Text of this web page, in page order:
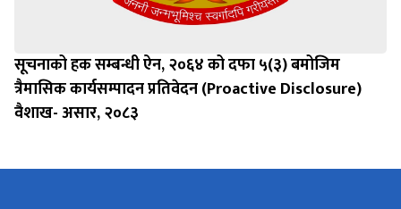
सूचनाको हक सम्बन्धी ऐन, २०६४ को दफा ५(३) बमोजिम
त्रैमासिक कार्यसम्पादन प्रतिवेदन (Proactive Disclosure)
वैशाख- असार, २०८३